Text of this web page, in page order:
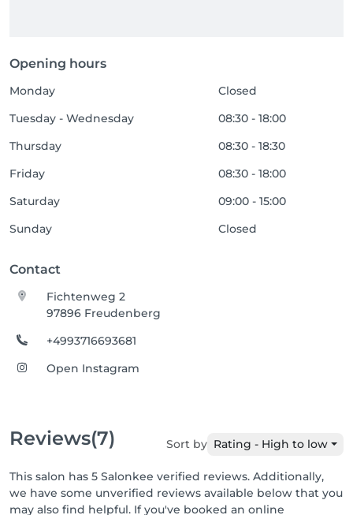
Opening hours
Monday
Closed
Tuesday - Wednesday
08:30 - 18:00
Thursday
08:30 - 18:30
Friday
08:30 - 18:00
Saturday
09:00 - 15:00
Sunday
Closed
Contact
Fichtenweg 2
97896 Freudenberg
+4993716693681
Open Instagram
Reviews(7) Sort by Rating - High to low
This salon has 5 Salonkee verified reviews. Additionally,
we have some unverified reviews available below that you
may also find helpful. If you've booked an online